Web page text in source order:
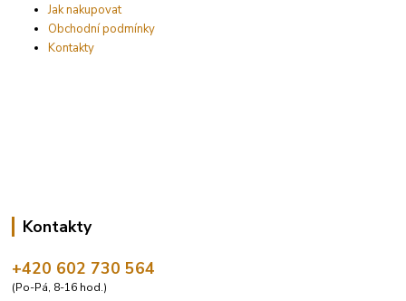
Jak nakupovat
Obchodní podmínky
Kontakty
Kontakty
+420 602 730 564
(Po-Pá, 8-16 hod.)